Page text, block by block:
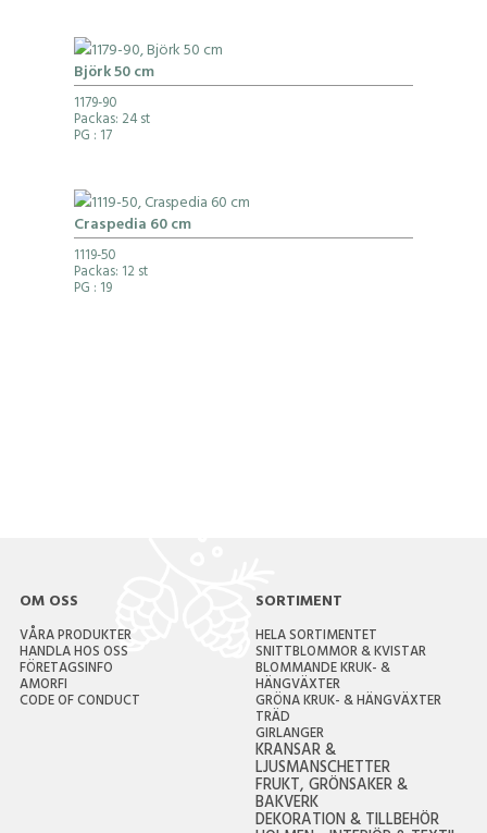
Björk 50 cm
1179-90
Packas: 24 st
PG : 17
Craspedia 60 cm
1119-50
Packas: 12 st
PG : 19
OM OSS
VÅRA PRODUKTER
HANDLA HOS OSS
FÖRETAGSINFO
AMORFI
CODE OF CONDUCT
SORTIMENT
HELA SORTIMENTET
SNITTBLOMMOR & KVISTAR
BLOMMANDE KRUK- &
HÄNGVÄXTER
GRÖNA KRUK- & HÄNGVÄXTER
TRÄD
GIRLANGER
KRANSAR &
LJUSMANSCHETTER
FRUKT, GRÖNSAKER &
BAKVERK
DEKORATION & TILLBEHÖR